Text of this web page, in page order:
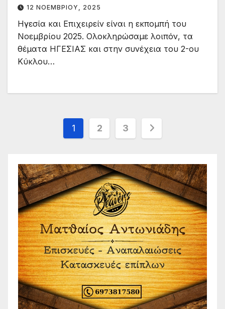
12 ΝΟΕΜΒΡΊΟΥ, 2025
Ηγεσία και Επιχειρείν είναι η εκπομπή του
Νοεμβρίου 2025. Ολοκληρώσαμε λοιπόν, τα
θέματα ΗΓΕΣΙΑΣ και στην συνέχεια του 2-ου
Κύκλου…
Σελιδοποίηση
1 2 3